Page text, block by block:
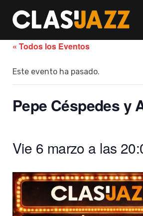
content
« Todos los Eventos
Este evento ha pasado.
Pepe Céspedes y
Vie 6 marzo a las